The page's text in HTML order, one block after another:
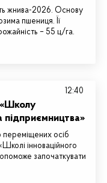
жнива-2026. Основу
пшениця. Її
– 55 ц/га.
«Школу
підприємництва»
переміщених осіб
інноваційного
започаткувати
12:40